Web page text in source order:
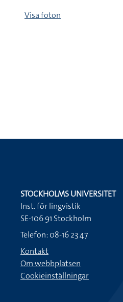
Visa foton
STOCKHOLMS UNIVERSITET
Inst. för lingvistik
SE-106 91 Stockholm
Telefon: 08-16 23 47
Kontakt
Om webbplatsen
Cookieinställningar